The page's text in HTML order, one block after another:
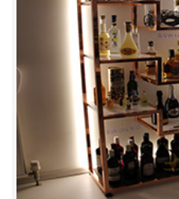
PLASTIK ÇEKMECELI AVADANLIK
BANKO&VITRIN
CAMLI VITRIN BANKOLARI
AKSESUARLAR
MANKEN & PLEXI